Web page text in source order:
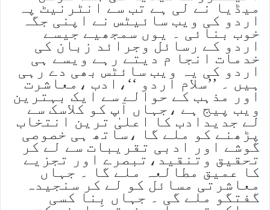
میڈیا نے لی ہے تب سے انٹرنیٹ پہ
اردو کی ویب سائیٹس نے اپنی جگہ
خوب بنائی ۔ یوں سمجھیے جیسے
اردو کے رسائل وجرائد زبان کی
خدمات انجا م دیتے رہے ویسے ہی
اردو کی یہ ویب سائٹس بھی دے رہی
ہیں ۔ ’’سلام اردو ‘‘،ادب ،معاشرت
اور مذہب کے حوالے سے ایک بہترین
ویب پیج ہے ،جہاں آپ کو کلاسک سے
لے جدیدادب کا اعلیٰ ترین انتخاب
پڑھنے کو ملے گا ،ساتھ ہی خصوصی
گوشے اور ادبی تقریبات سے لے کر
تحقیق وتنقید،تبصرے اور تجزیے
کا عمیق مطالعہ ملے گا ۔ جہاں
معاشرتی مسائل کو لے کر سنجیدہ
گفتگو ملے گی ۔ جہاں بِنا کسی